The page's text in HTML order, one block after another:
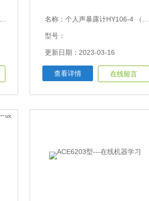
名称： 个人声暴露计HY106-4 （配置4）
型号：
更新日期：2023-03-16
查看详情 在线留言